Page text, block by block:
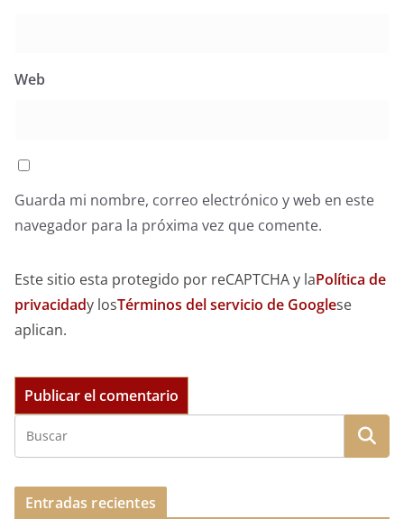
Web
Guarda mi nombre, correo electrónico y web en este
navegador para la próxima vez que comente.
Este sitio esta protegido por reCAPTCHA y laPolítica de
privacidady losTérminos del servicio de Googlese
aplican.
Entradas recientes